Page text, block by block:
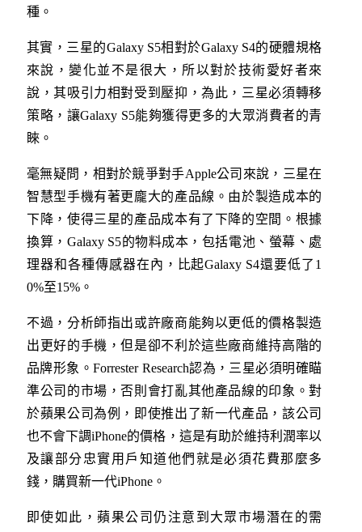
種。
其實，三星的Galaxy S5相對於Galaxy S4的硬體規格
來說，變化並不是很大，所以對於技術愛好者來
說，其吸引力相對受到壓抑，為此，三星必須轉移
策略，讓Galaxy S5能夠獲得更多的大眾消費者的青
睞。
毫無疑問，相對於競爭對手Apple公司來說，三星在
智慧型手機有著更龐大的產品線。由於製造成本的
下降，使得三星的產品成本有了下降的空間。根據
換算，Galaxy S5的物料成本，包括電池、螢幕、處
理器和各種傳感器在內，比起Galaxy S4還要低了1
0%至15%。
不過，分析師指出或許廠商能夠以更低的價格製造
出更好的手機，但是卻不利於這些廠商維持高階的
品牌形象。Forrester Research認為，三星必須明確瞄
準公司的市場，否則會打亂其他產品線的印象。對
於蘋果公司為例，即使推出了新一代產品，該公司
也不會下調iPhone的價格，這是有助於維持利潤率以
及讓部分忠實用戶知道他們就是必須花費那麼多
錢，購買新一代iPhone。
即使如此，蘋果公司仍注意到大眾市場潛在的需